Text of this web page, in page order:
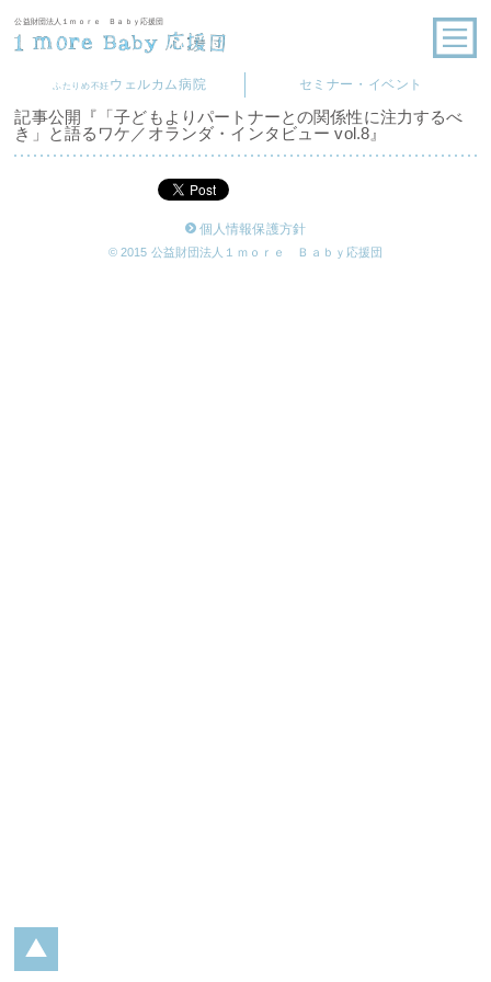
公益財団法人１ｍｏｒｅ Ｂａｂｙ応援団
ふたりめ不妊 ウェルカム病院 セミナー・イベント
記事公開『「子どもよりパートナーとの関係性に注力するべ
き」と語るワケ／オランダ・インタビュー vol.8』
個人情報保護方針
© 2015 公益財団法人１ｍｏｒｅ Ｂａｂｙ応援団